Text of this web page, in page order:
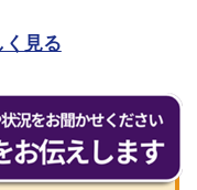
く見る